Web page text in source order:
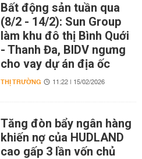
Bất động sản tuần qua
(8/2 - 14/2): Sun Group
làm khu đô thị Bình Quới
- Thanh Đa, BIDV ngưng
cho vay dự án địa ốc
THỊ TRƯỜNG 11:22 | 15/02/2026
Tăng đòn bẩy ngân hàng
khiến nợ của HUDLAND
cao gấp 3 lần vốn chủ